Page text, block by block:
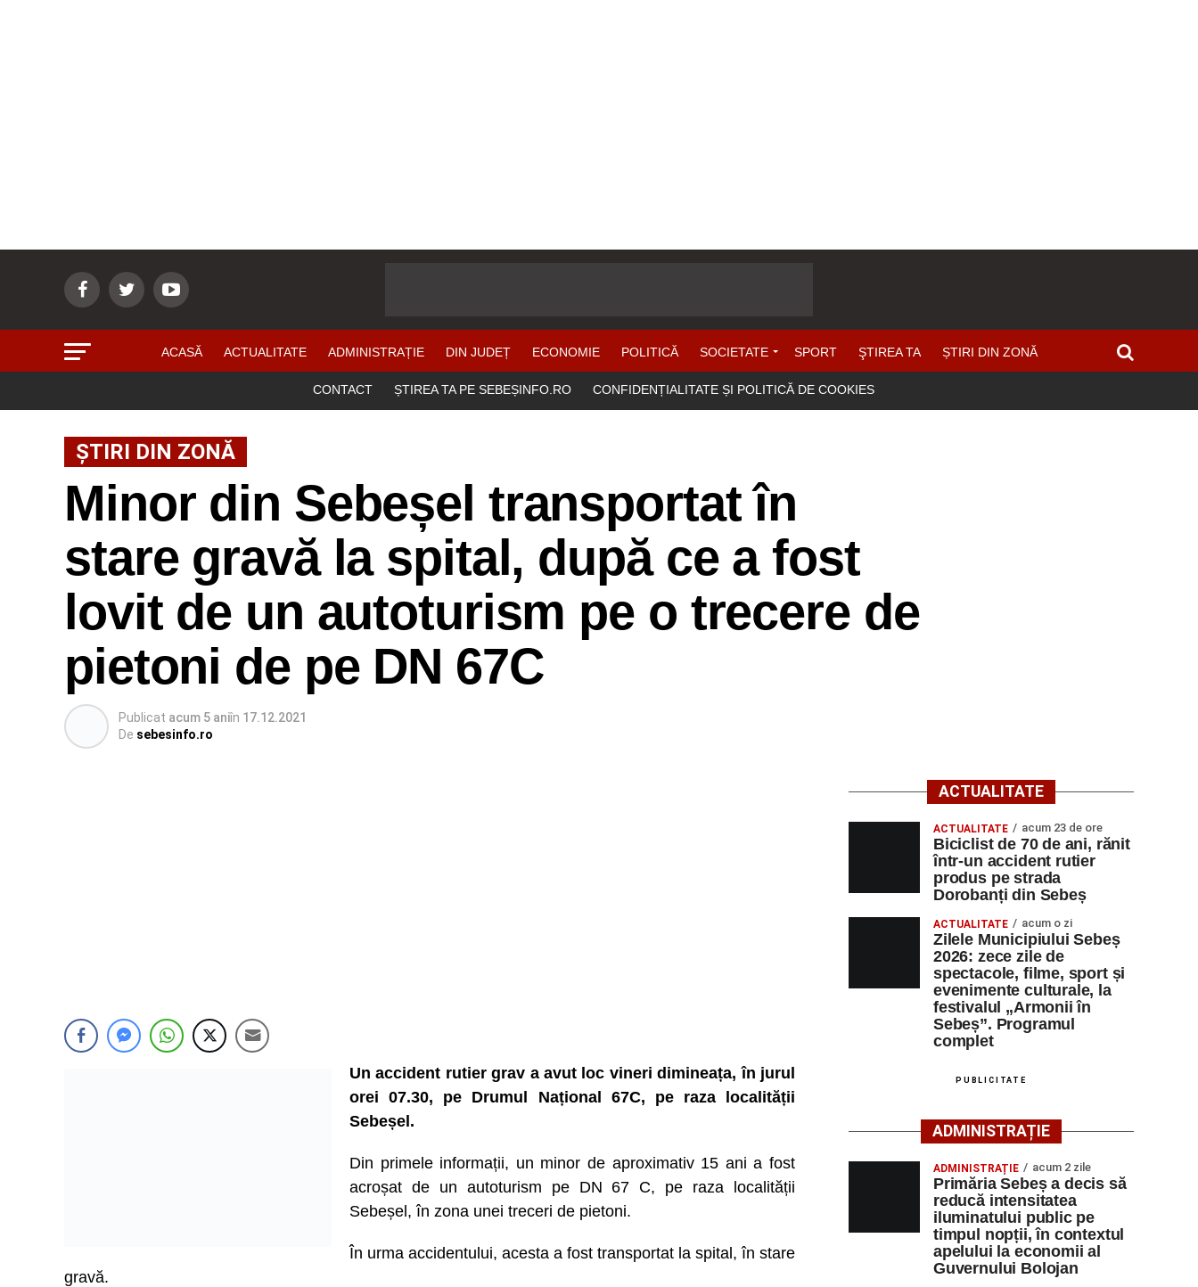
ACASĂ ACTUALITATE ADMINISTRAȚIE DIN JUDEȚ ECONOMIE POLITICĂ SOCIETATE SPORT ŞTIREA TA ȘTIRI DIN ZONĂ
CONTACT ȘTIREA TA PE SEBEȘINFO.RO CONFIDENȚIALITATE ȘI POLITICĂ DE COOKIES
ȘTIRI DIN ZONĂ
Minor din Sebeșel transportat în
stare gravă la spital, după ce a fost
lovit de un autoturism pe o trecere de
pietoni de pe DN 67C
Publicat acum 5 aniîn 17.12.2021
De sebesinfo.ro
Un accident rutier grav a avut loc vineri dimineața, în jurul
orei 07.30, pe Drumul Național 67C, pe raza localității
Sebeșel.
Din primele informații, un minor de aproximativ 15 ani a fost
acroșat de un autoturism pe DN 67 C, pe raza localității
Sebeșel, în zona unei treceri de pietoni.
În urma accidentului, acesta a fost transportat la spital, în stare
gravă.
ACTUALITATE
ACTUALITATE acum 23 de ore
Biciclist de 70 de ani, rănit
într-un accident rutier
produs pe strada
Dorobanți din Sebeș
ACTUALITATE acum o zi
Zilele Municipiului Sebeș
2026: zece zile de
spectacole, filme, sport și
evenimente culturale, la
festivalul „Armonii în
Sebeș”. Programul
complet
PUBLICITATE
ADMINISTRAȚIE
ADMINISTRAȚIE acum 2 zile
Primăria Sebeș a decis să
reducă intensitatea
iluminatului public pe
timpul nopții, în contextul
apelului la economii al
Guvernului Bolojan